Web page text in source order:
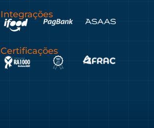
Integrações
Certificações